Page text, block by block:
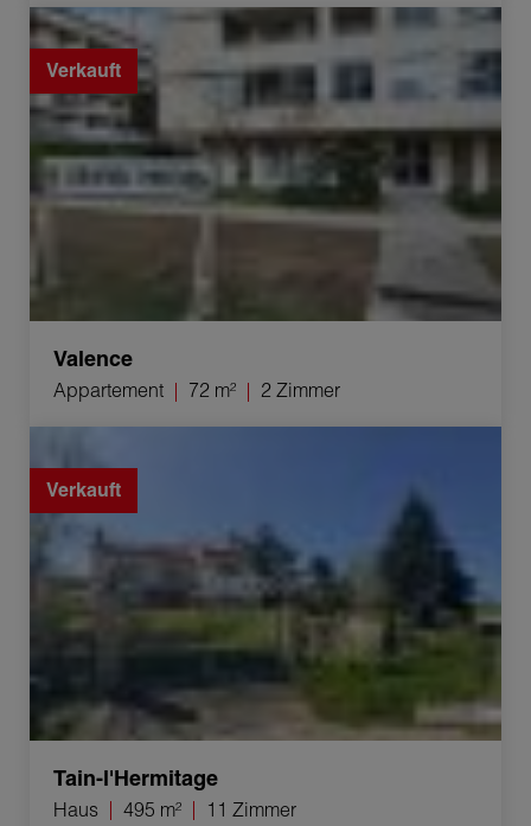
Verkauf Appartement Valence 2 Zimmer 72 m²
Verkauft
Valence
Appartement 72 m² 2 Zimmer
Verkauft
Tain-l'Hermitage
Haus 495 m² 11 Zimmer